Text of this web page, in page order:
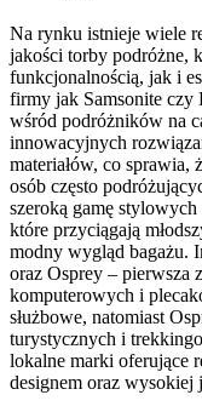
Na rynku istnieje wiele
jakości torby podróżne,
funkcjonalnością, jak i
firmy jak Samsonite czy
wśród podróżników na
innowacyjnych
materiałów, co
osób często
szeroką gamę
które przyciągają
modny wygląd bagażu.
oraz Osprey – pierwsza
komputerowych i
służbowe, natomiast
turystycznych i
lokalne marki oferujące
designem oraz wysokiej